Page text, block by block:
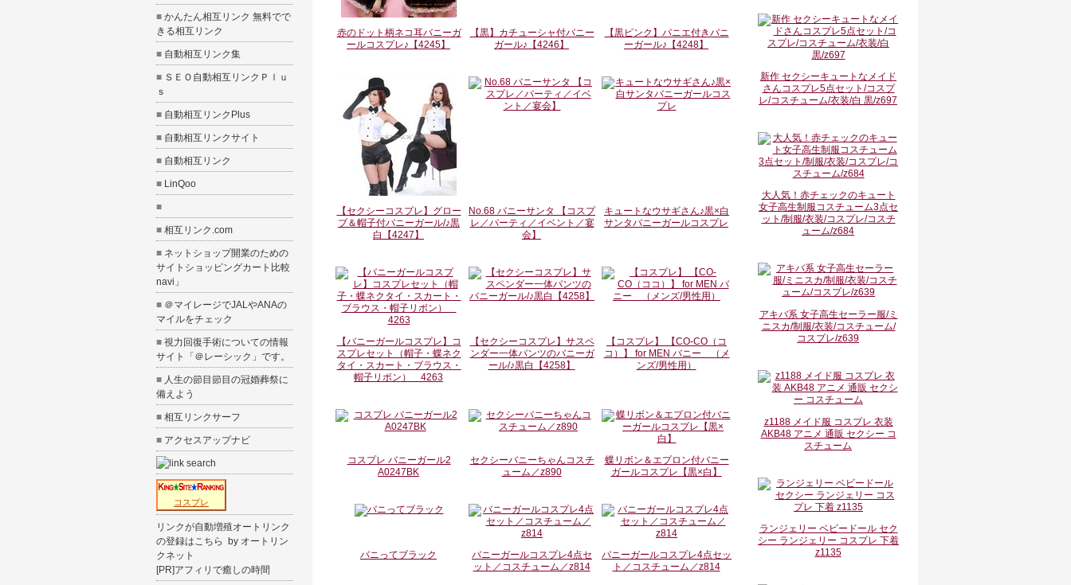
■ かんたん相互リンク 無料でで
きる相互リンク
■ 自動相互リンク集
■ ＳＥＯ自動相互リンクＰｌｕ
ｓ
■ 自動相互リンクPlus
■ 自動相互リンクサイト
■ 自動相互リンク
■ LinQoo
■
■ 相互リンク.com
■ ネットショップ開業のための
サイト ショッピングカート比較
navi 」
■ ＠マイレージでJALやANAの
マイルをチェック
■ 視力回復手術についての情報
サイト「 ＠レーシック 」です。
■ 人生の節目節目の冠婚葬祭に
備えよう
■ 相互リンクサーフ
■ アクセスアップナビ
コスプレ
リンクが自動増殖オートリンク
の登録はこちら
by オートリン
クネット
[PR]アフィリで癒しの時間
赤のドット柄ネコ耳バニーガ
ールコスプレ♪【4245】
【黒】カチューシャ付バニー
ガール♪【4246】
【黒ピンク】パニエ付きバニ
ーガール♪【4248】
【セクシーコスプレ】グロー
ブ＆帽子付バニーガール/♪黒
白【4247】
No.68 バニーサンタ 【コスプ
レ／パーティ／イベント／宴
会】
キュートなウサギさん♪黒×白
サンタバニーガールコスプレ
【バニーガールコスプレ】コ
スプレセット（帽子・蝶ネク
タイ・スカート・ブラウス・
帽子リボン） 4263
【セクシーコスプレ】サスペ
ンダー一体パンツのバニーガ
ール/♪黒白【4258】
【コスプレ】 【CO-CO（コ
コ）】 for MEN バニー （メ
ンズ/男性用）
コスプレ バニーガール2
A0247BK
セクシーバニーちゃんコスチ
ューム／z890
蝶リボン＆エプロン付バニー
ガールコスプレ【黒×白】
バニってブラック
バニーガールコスプレ4点セ
ット／コスチューム／z814
バニーガールコスプレ4点セッ
ト／コスチューム／z814
新作 セクシーキュートなメイド
さんコスプレ5点セット/コスプ
レ/コスチューム/衣装/白 黒/z697
大人気！赤チェックのキュート
女子高生制服コスチューム3点セ
ット/制服/衣装/コスプレ/コスチ
ューム/z684
アキバ系 女子高生セーラー服/ミ
ニスカ/制服/衣装/コスチューム/
コスプレ/z639
z1188 メイド服 コスプレ 衣装
AKB48 アニメ 通販 セクシー コ
スチューム
ランジェリー ベビードール セク
シー ランジェリー コスプレ 下着
z1135